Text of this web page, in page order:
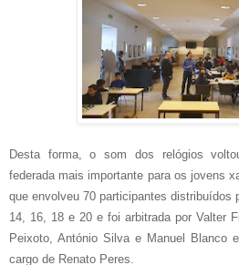
Desta forma, o som dos relógios
federada mais importante para os jovens
que envolveu 70 participantes distribuídos
14, 16, 18 e 20 e foi arbitrada por Valter
Peixoto, António Silva e Manuel Blanco
cargo de Renato Peres.